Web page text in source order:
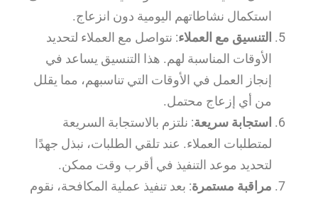
استكمال نشاطاتهم اليومية دون انزعاج.
التنسيق مع العملاء: نتواصل مع العملاء لتحديد
الأوقات المناسبة لهم. هذا التنسيق يساعد في
إنجاز العمل في الأوقات التي تناسبهم، مما يقلل
من أي إزعاج محتمل.
استجابة سريعة: نلتزم بالاستجابة السريعة
لمتطلبات العملاء. عند تلقي الطلبات، نبذل جهدًا
لتحديد موعد التنفيذ في أقرب وقت ممكن.
مراقبة مستمرة: بعد تنفيذ عملية المكافحة، نقوم